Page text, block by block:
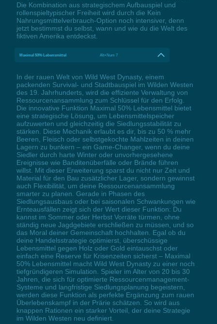
Die Kombination aus strategischem Aufbauspiel und
rollenspieltypischer Freiheit wird durch die Kein
Nahrungsmittelverbrauch-Option noch intensiver, denn
jetzt bestimmst du selbst, wann und wie du die Welt des
fiktiven Amerika entdeckst.
Maximal 50% Lebensmittel Alt+Num 7
In der rauen Welt von Wild West Dynasty, einem
packenden Survival- und Stadtbauspiel im Wilden Westen
des 19. Jahrhunderts, wird die effiziente Verwaltung von
Ressourcenansammlung zum Schlüssel für den Erfolg.
Die innovative Funktion Maximal 50% Lebensmittel bietet
eine strategische Lösung, um Lebensmittelspeicher
aufzuwerten und gleichzeitig die Siedlungsstabilität zu
stärken. Diese Mechanik erlaubt es dir, bis zu 50 % mehr
Beeren, Fleisch oder selbstgekochte Mahlzeiten in deinen
Lagern zu bunkern – ein Game-Changer, wenn du deine
Siedler durch harte Winter oder unvorhergesehene
Ereignisse wie Banditenüberfälle oder Brände führen
willst. Mit dieser Erweiterung sparst du nicht nur Zeit und
Material für den Bau zusätzlicher Lager, sondern gewinnst
auch Flexibilität, um deine Ressourcenansammlung
smarter zu planen. Gerade in Phasen des
Siedlungsausbaus oder bei saisonalen Schwankungen wie
Ernteausfällen zeigt sich der Wert dieser Funktion: Du
kannst im Sommer oder Herbst Vorräte türmen, ohne
ständig neue Jagdgebiete erschließen zu müssen, und so
das Moral deiner Gemeinschaft hochhalten. Egal ob du
deine Handelsstrategie optimierst, überschüssige
Lebensmittel gegen Holz oder Gold eintauschst oder
einfach eine Reserve für Krisenzeiten sicherst – Maximal
50% Lebensmittel macht Wild West Dynasty zu einer noch
tiefgründigeren Simulation. Spieler im Alter von 20 bis 30
Jahren, die sich für optimierte Ressourcenmanagement-
Systeme und langfristige Siedlungsplanung begeistern,
werden diese Funktion als perfekte Ergänzung zum rauen
Überlebenskampf in der Prärie schätzen. So wird aus
knappen Rationen ein starker Vorteil, der deine Strategie
im Wilden Westen neu definiert.